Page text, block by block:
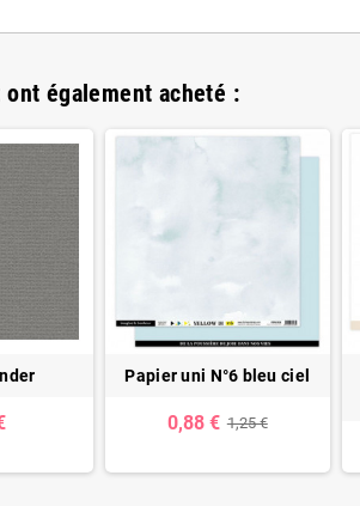
également acheté :
Papier uni N°6 bleu ciel
0,88 € 1,25 €